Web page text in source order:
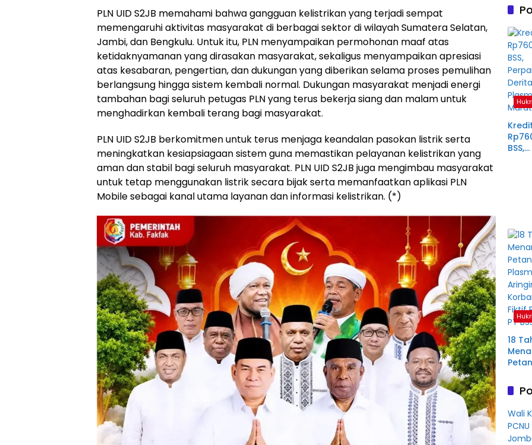
PLN UID S2JB memahami bahwa gangguan kelistrikan yang terjadi sempat
memengaruhi aktivitas masyarakat di berbagai sektor di wilayah Sumatera Selatan,
Jambi, dan Bengkulu. Untuk itu, PLN menyampaikan permohonan maaf atas
ketidaknyamanan yang dirasakan masyarakat, sekaligus menyampaikan apresiasi
atas kesabaran, pengertian, dan dukungan yang diberikan selama proses pemulihan
berlangsung hingga sistem kembali normal. Dukungan masyarakat menjadi energi
tambahan bagi seluruh petugas PLN yang terus bekerja siang dan malam untuk
menghadirkan kembali terang bagi masyarakat.
PLN UID S2JB berkomitmen untuk terus menjaga keandalan pasokan listrik serta
meningkatkan kesiapsiagaan sistem guna memastikan pelayanan kelistrikan yang
aman dan stabil bagi seluruh masyarakat. PLN UID S2JB juga mengimbau masyarakat
untuk tetap menggunakan listrik secara bijak serta memanfaatkan aplikasi PLN
Mobile sebagai kanal utama layanan dan informasi kelistrikan. (*)
BSS,
18
BSS
Wali